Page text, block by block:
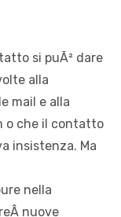
si puÃ² dare
alla
mail e alla
o che il contatto
insistenza. Ma
nella
nuove